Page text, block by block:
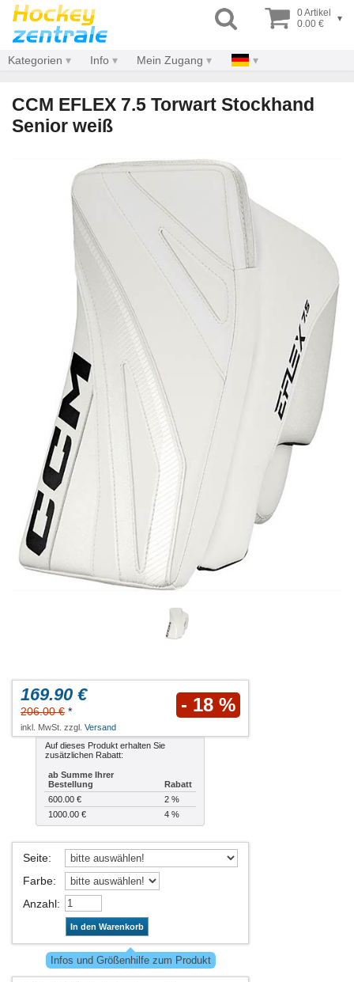
0 Artikel
0.00 €
▾
Kategorien Info Mein Zugang
CCM EFLEX 7.5 Torwart Stockhand
Senior weiß
169.90 €
206.00 € * - 18 %
inkl. MwSt. zzgl. Versand
Auf dieses Produkt erhalten Sie
zusätzlichen Rabatt:
ab Summe Ihrer
Bestellung
Rabatt
600.00 €
2 %
1000.00 €
4 %
Seite:
Farbe:
Anzahl:
In den Warenkorb
Infos und Größenhilfe zum Produkt